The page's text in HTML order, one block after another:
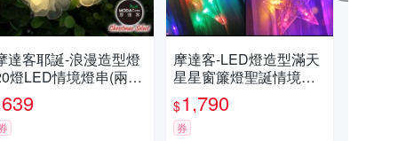
達客耶誕-浪漫造型燈
燈LED情境燈串(兩款
選/暖白光透明線/電池
兩用充電)
639
摩達客-LED燈造型滿天
星星窗簾燈聖誕情境燈_
彩色光透明線 | 附贈IC控
制器_插電式 本島免運
費
$1,790
券